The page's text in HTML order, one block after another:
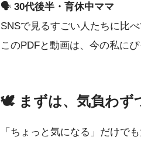
🗣 30代後半・育休中ママ
SNSで見るすごい人たちに比
このPDFと動画は、今の私に
🕊 まずは、気負わず
「ちょっと気になる」だけでも